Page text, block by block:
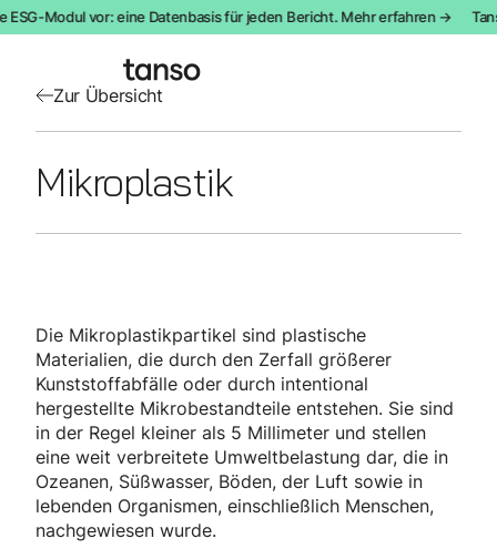
Zur Übersicht
Mikroplastik
Die Mikroplastikpartikel sind plastische
Materialien, die durch den Zerfall größerer
Kunststoffabfälle oder durch intentional
hergestellte Mikrobestandteile entstehen. Sie sind
in der Regel kleiner als 5 Millimeter und stellen
eine weit verbreitete Umweltbelastung dar, die in
Ozeanen, Süßwasser, Böden, der Luft sowie in
lebenden Organismen, einschließlich Menschen,
nachgewiesen wurde.
ESG-Modul vor: eine Datenbasis für jeden Bericht. Mehr erfahren →